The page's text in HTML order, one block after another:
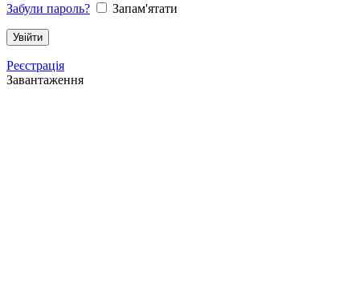
Забули пароль? Запам'ятати
Реєстрація
Завантаження